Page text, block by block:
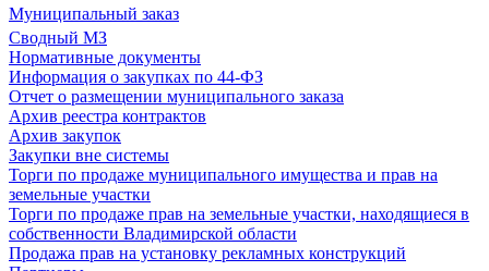
Муниципальный заказ
Сводный МЗ
Нормативные документы
Информация о закупках по 44-ФЗ
Отчет о размещении муниципального заказа
Архив реестра контрактов
Архив закупок
Закупки вне системы
Торги по продаже муниципального имущества и прав на
земельные участки
Торги по продаже прав на земельные участки, находящиеся в
собственности Владимирской области
Продажа прав на установку рекламных конструкций